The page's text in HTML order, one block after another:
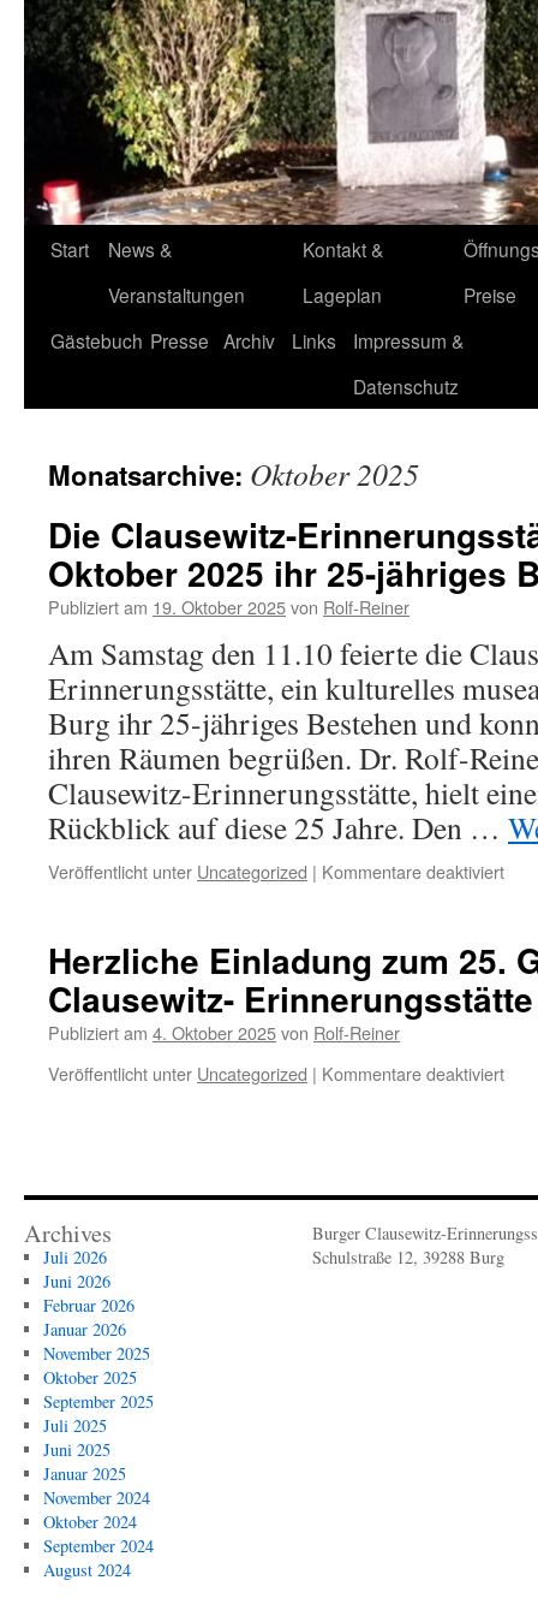
Start
News &
Veranstaltungen
Kontakt &
Lageplan
Preise
Gästebuch Presse Archiv Links
Impressum &
Datenschutz
Monatsarchive: Oktober 2025
Die Clausewitz-
Oktober 2025 ihr 25-jähriges
Publiziert am 19. Oktober 2025von Rolf-Reiner
Am Samstag den 11.10 feierte die
Erinnerungsstätte, ein kulturelles
Burg ihr 25-jähriges Bestehen und
ihren Räumen begrüßen. Dr. Rolf-
Clausewitz-Erinnerungsstätte, hielt
Rückblick auf diese 25 Jahre. Den …
Veröffentlicht unter Uncategorized | Kommentare deaktiviertfür
am
11.
ihr
Herzliche Einladung zum 25.
Clausewitz- Erinnerungsstätte
Publiziert am 4. Oktober 2025von Rolf-Reiner
Veröffentlicht unter Uncategorized | Kommentare deaktiviertfür
Archives
Juli 2026
Juni 2026
Februar 2026
Januar 2026
November 2025
Oktober 2025
September 2025
Juli 2025
Juni 2025
Januar 2025
November 2024
Oktober 2024
September 2024
August 2024
Burger Clausewitz-
Schulstraße 12, 39288 Burg